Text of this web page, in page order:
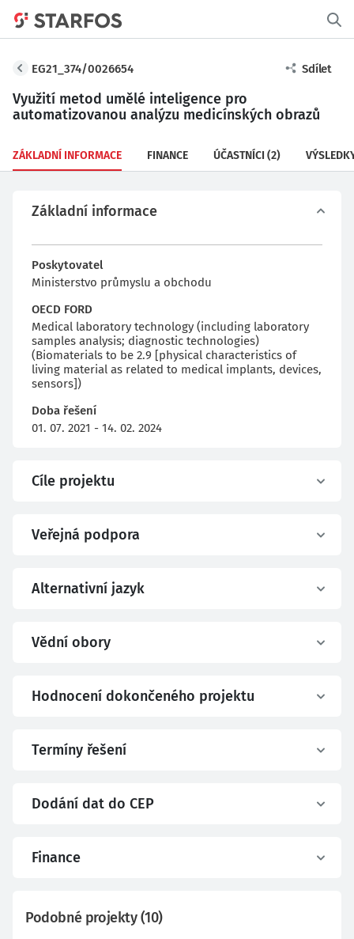
EG21_374/0026654 Sdílet
Využití metod umělé inteligence pro
automatizovanou analýzu medicínských obrazů
ZÁKLADNÍ INFORMACE FINANCE ÚČASTNÍCI (2)
Základní informace
Poskytovatel
Ministerstvo průmyslu a obchodu
OECD FORD
Medical laboratory technology (including laboratory
samples analysis; diagnostic technologies)
(Biomaterials to be 2.9 [physical characteristics of
living material as related to medical implants, devices,
sensors])
Doba řešení
01. 07. 2021 - 14. 02. 2024
Cíle projektu
Veřejná podpora
Alternativní jazyk
Vědní obory
Hodnocení dokončeného projektu
Termíny řešení
Dodání dat do CEP
Finance
Podobné projekty(10)